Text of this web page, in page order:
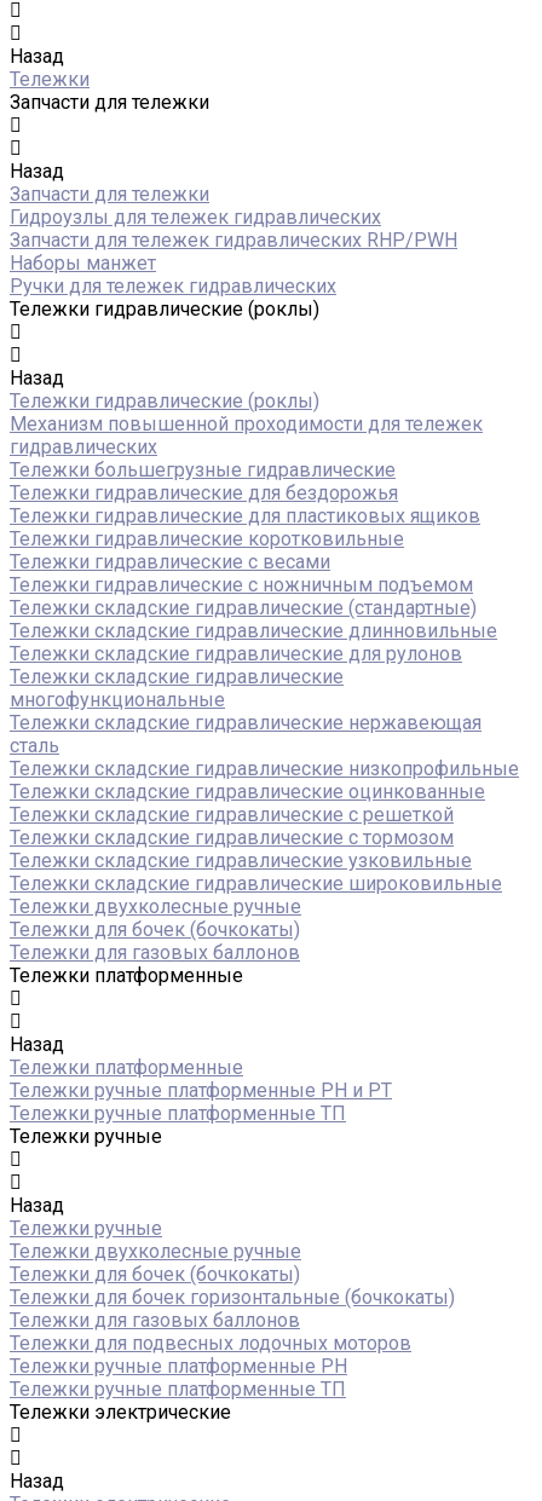
Назад
Тележки
Запчасти для тележки
Назад
Запчасти для тележки
Гидроузлы для тележек гидравлических
Запчасти для тележек гидравлических RHP/PWH
Наборы манжет
Ручки для тележек гидравлических
Тележки гидравлические (роклы)
Назад
Тележки гидравлические (роклы)
Механизм повышенной проходимости для тележек
гидравлических
Тележки большегрузные гидравлические
Тележки гидравлические для бездорожья
Тележки гидравлические для пластиковых ящиков
Тележки гидравлические коротковильные
Тележки гидравлические с весами
Тележки гидравлические с ножничным подъемом
Тележки складские гидравлические (стандартные)
Тележки складские гидравлические длинновильные
Тележки складские гидравлические для рулонов
Тележки складские гидравлические
многофункциональные
Тележки складские гидравлические нержавеющая
сталь
Тележки складские гидравлические низкопрофильные
Тележки складские гидравлические оцинкованные
Тележки складские гидравлические с решеткой
Тележки складские гидравлические с тормозом
Тележки складские гидравлические узковильные
Тележки складские гидравлические широковильные
Тележки двухколесные ручные
Тележки для бочек (бочкокаты)
Тележки для газовых баллонов
Тележки платформенные
Назад
Тележки платформенные
Тележки ручные платформенные PH и PT
Тележки ручные платформенные ТП
Тележки ручные
Назад
Тележки ручные
Тележки двухколесные ручные
Тележки для бочек (бочкокаты)
Тележки для бочек горизонтальные (бочкокаты)
Тележки для газовых баллонов
Тележки для подвесных лодочных моторов
Тележки ручные платформенные PH
Тележки ручные платформенные ТП
Тележки электрические
Назад